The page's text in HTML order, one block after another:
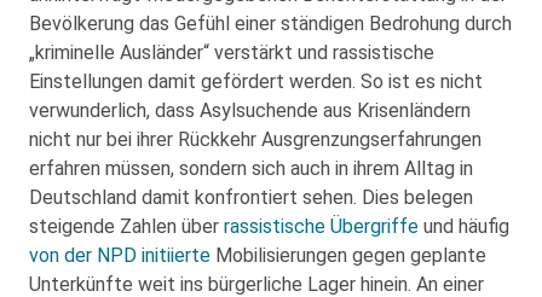
Bevölkerung das Gefühl einer ständigen Bedrohung durch
„kriminelle Ausländer“ verstärkt und rassistische
Einstellungen damit gefördert werden. So ist es nicht
verwunderlich, dass Asylsuchende aus Krisenländern
nicht nur bei ihrer Rückkehr Ausgrenzungserfahrungen
erfahren müssen, sondern sich auch in ihrem Alltag in
Deutschland damit konfrontiert sehen. Dies belegen
steigende Zahlen über rassistische Übergriffe und häufig
von der NPD initiierte Mobilisierungen gegen geplante
Unterkünfte weit ins bürgerliche Lager hinein. An einer